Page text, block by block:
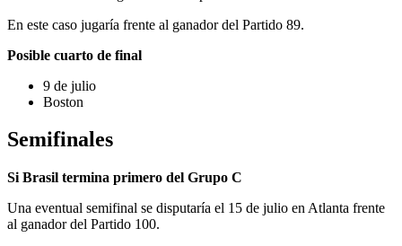
En este caso jugaría frente al ganador del Partido 89.
Posible cuarto de final
9 de julio
Boston
Semifinales
Si Brasil termina primero del Grupo C
Una eventual semifinal se disputaría el 15 de julio en Atlanta frente
al ganador del Partido 100.